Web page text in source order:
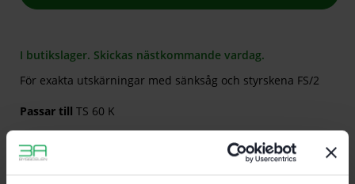
I butikslager. Skickas nästkommande vardag.
För exakta utskärningar med sänksåg och styrskena FS/2
Passar till TS 60 K